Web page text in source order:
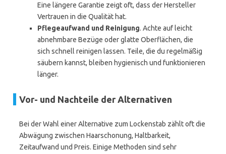
Eine längere Garantie zeigt oft, dass der Hersteller
Vertrauen in die Qualität hat.
Pflegeaufwand und Reinigung. Achte auf leicht
abnehmbare Bezüge oder glatte Oberflächen, die
sich schnell reinigen lassen. Teile, die du regelmäßig
säubern kannst, bleiben hygienisch und funktionieren
länger.
Vor- und Nachteile der Alternativen
Bei der Wahl einer Alternative zum Lockenstab zählt oft die
Abwägung zwischen Haarschonung, Haltbarkeit,
Zeitaufwand und Preis. Einige Methoden sind sehr